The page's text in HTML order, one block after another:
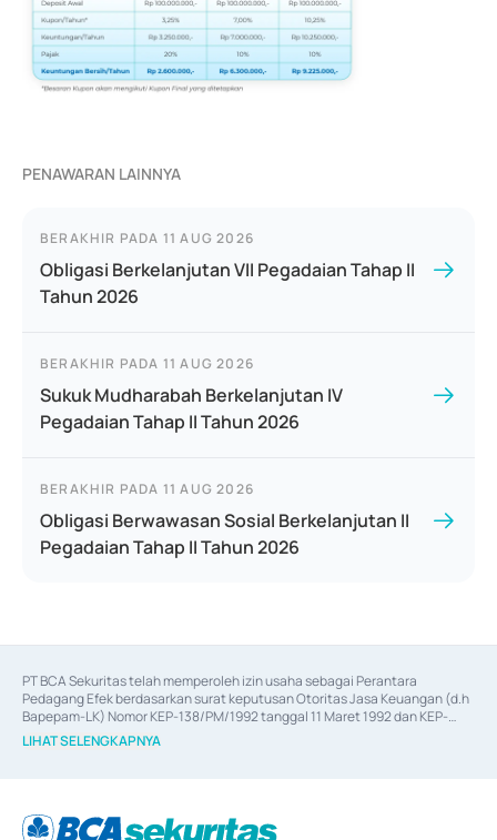
PENAWARAN LAINNYA
BERAKHIR PADA 11 AUG 2026
Obligasi Berkelanjutan VII Pegadaian Tahap II
Tahun 2026
BERAKHIR PADA 11 AUG 2026
Sukuk Mudharabah Berkelanjutan IV
Pegadaian Tahap II Tahun 2026
BERAKHIR PADA 11 AUG 2026
Obligasi Berwawasan Sosial Berkelanjutan II
Pegadaian Tahap II Tahun 2026
PT BCA Sekuritas telah memperoleh izin usaha sebagai Perantara
Pedagang Efek berdasarkan surat keputusan Otoritas Jasa Keuangan (d.h
Bapepam-LK) Nomor KEP-138/PM/1992 tanggal 11 Maret 1992 dan KEP-
06/D.04/2014 tanggal 28 Februari 2014, izin usaha sebagai Penjamin Emisi
Efek berdasarkan surat keputusan Otoritas Jasa Keuangan Nomor KEP-
berdasarkan surat keputusan Otoritas Jasa Keuangan Nomor S-
LIHAT SELENGKAPNYA